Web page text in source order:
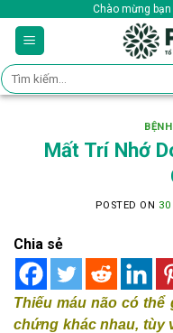
content
Chào mừng
Tìm
kiếm:
Mất Trí Nhớ
POSTED ON 30
Chia sẻ
Thiếu máu não có
chứng khác nhau, tùy